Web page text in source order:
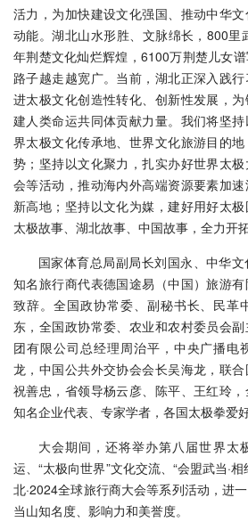
活力，为加快建设文化强国、推动中华
动能。湖北山水形胜、文脉绵长，800里
年荆楚文化灿烂辉煌，6100万荆楚儿女
路子越走越宽广。当前，湖北正深入践
进太极文化创造性转化、创新性发展，
建人类命运共同体贡献力量。我们将坚
界太极文化传承地、世界文化旅游目的
势；坚持以文化聚力，扎实办好世界太
会等活动，推动海内外高端资源要素加
新高地；坚持以文化为媒，建好用好太
太极故事、湖北故事、中国故事，全力开
国家体育总局副局长刘国永、中华
知名旅行商代表德国途易（中国）旅游
致辞。全国政协常委、副秘书长、民革
东，全国政协常委、农业和农村委员会
团有限公司总经理周治平，中央广播电
龙，中国公共外交协会会长吴海龙，联
祝善忠，省领导杨云彦、陈平、王红玲
知名企业代表、专家学者，各国太极拳爱
大会期间，还将举办第八届世界太
运、“太极向世界”文化交流、“会盟武当·
北·2024全球旅行商大会等系列活动，进
当山知名度、影响力和美誉度。